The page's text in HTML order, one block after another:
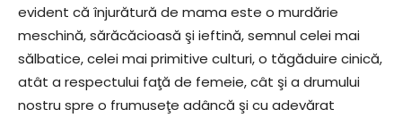
evident că înjurătură de mama este o murdărie
meschină, sărăcăcioasă şi ieftină, semnul celei mai
sălbatice, celei mai primitive culturi, o tăgăduire cinică,
atât a respectului faţă de femeie, cât şi a drumului
nostru spre o frumuseţe adâncă şi cu adevărat